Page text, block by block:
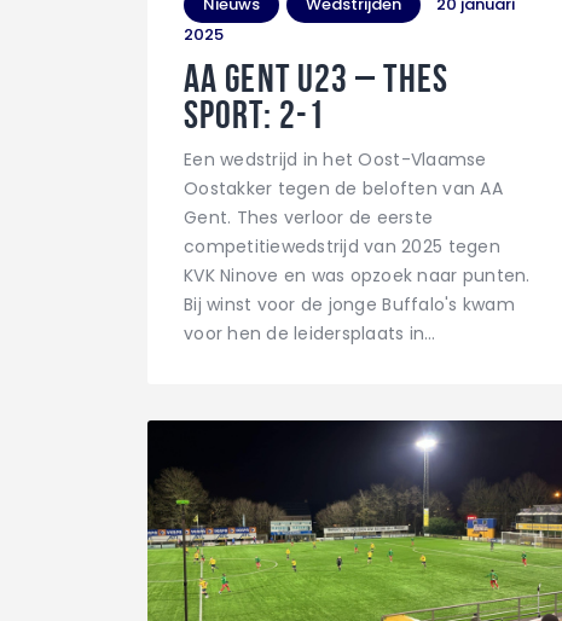
2025
AA Gent U23 – THES
Sport: 2-1
Een wedstrijd in het Oost-Vlaamse
Oostakker tegen de beloften van AA
Gent. Thes verloor de eerste
competitiewedstrijd van 2025 tegen
KVK Ninove en was opzoek naar punten.
Bij winst voor de jonge Buffalo's kwam
voor hen de leidersplaats in…